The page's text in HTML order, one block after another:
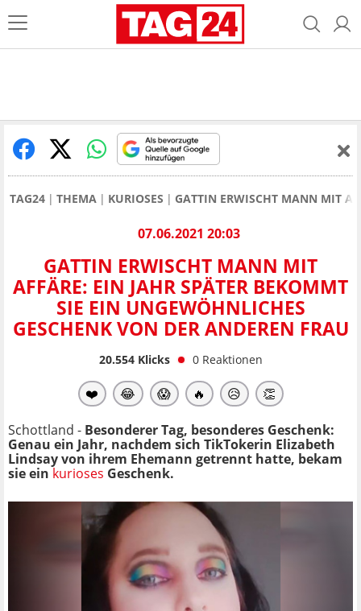
TAG24 THEMA KURIOSES GATTIN ERWISCHT MANN MIT
07.06.2021 20:03
GATTIN ERWISCHT MANN MIT
AFFÄRE: EIN JAHR SPÄTER BEKOMMT
SIE EIN UNGEWÖHNLICHES
GESCHENK VON DER ANDEREN FRAU
20.554Klicks 0 Reaktionen
❤️ 😂 😱 🔥 😥 👏
Schottland - Besonderer Tag, besonderes Geschenk:
Genau ein Jahr, nachdem sich TikTokerin Elizabeth
Lindsay von ihrem Ehemann getrennt hatte, bekam
sie ein kurioses Geschenk.